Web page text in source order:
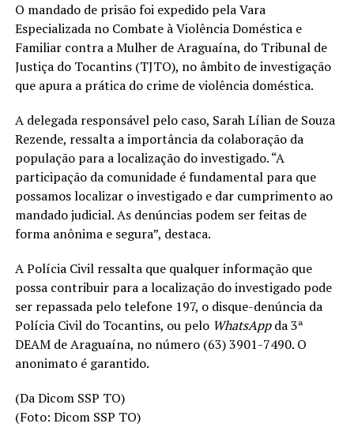
O mandado de prisão foi expedido pela Vara
Especializada no Combate à Violência Doméstica e
Familiar contra a Mulher de Araguaína, do Tribunal de
Justiça do Tocantins (TJTO), no âmbito de investigação
que apura a prática do crime de violência doméstica.
A delegada responsável pelo caso, Sarah Lílian de Souza
Rezende, ressalta a importância da colaboração da
população para a localização do investigado. “A
participação da comunidade é fundamental para que
possamos localizar o investigado e dar cumprimento ao
mandado judicial. As denúncias podem ser feitas de
forma anônima e segura”, destaca.
A Polícia Civil ressalta que qualquer informação que
possa contribuir para a localização do investigado pode
ser repassada pelo telefone 197, o disque-denúncia da
Polícia Civil do Tocantins, ou pelo WhatsAppda 3ª
DEAM de Araguaína, no número (63) 3901-7490. O
anonimato é garantido.
(Da Dicom SSP TO)
(Foto: Dicom SSP TO)